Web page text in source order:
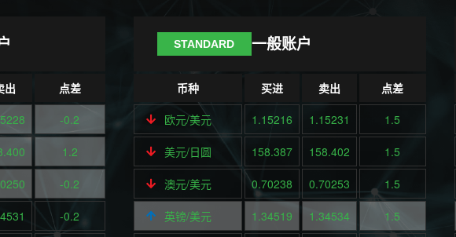
出
点差
-0.2
1.2
-0.2
-0.2
STANDARD 一般账户
币种 买进 卖出
点差
欧元/美元
1.15216 1.15231 1.5
美元/日圆 158.387 158.402 1.5
澳元/美元 0.70238 0.70253 1.5
英镑/美元 1.34519 1.34534 1.5